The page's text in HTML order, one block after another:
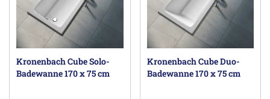
Kronenbach Cube Solo-
Badewanne 170 x 75 cm
Kronenbach Cube Duo-
Badewanne 170 x 75 cm